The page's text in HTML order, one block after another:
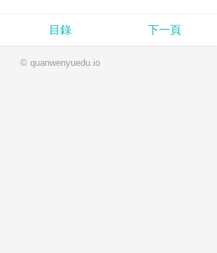
目錄 下一頁
© quanwenyuedu.io